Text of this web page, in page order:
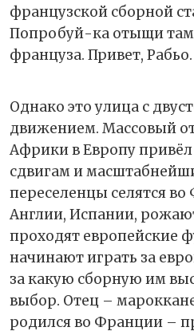
французской сборной
Попробуй-ка отыщи там
француза. Привет, Рабьо.
Однако это улица с
движением. Массовый
Африки в Европу
сдвигам и
переселенцы селятся
Англии, Испании,
проходят европейские
начинают играть за
за какую сборную им
выбор. Отец –
родился во Франции –